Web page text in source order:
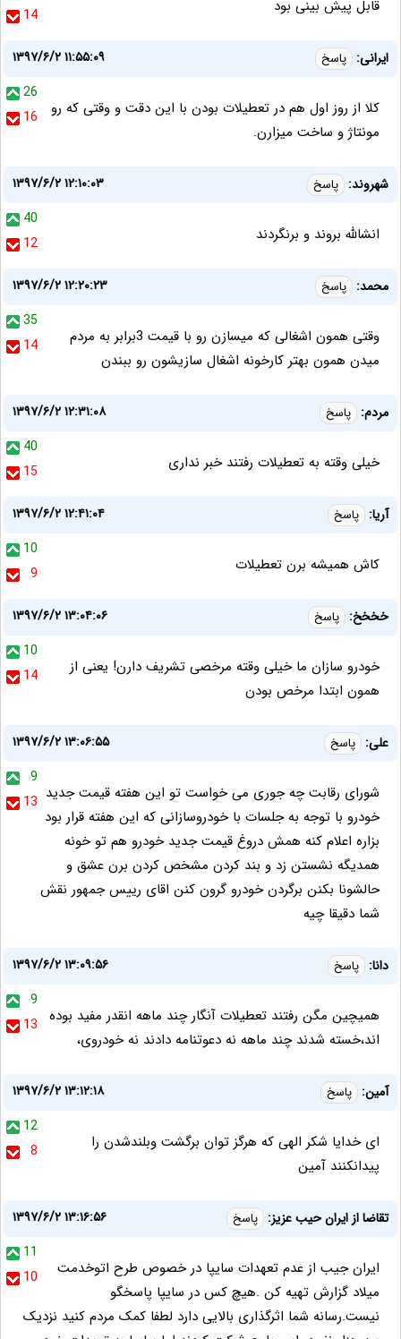
14
قابل پیش بینی بود
ایرانی: پاسخ
۱۳۹۷/۶/۲ ۱۱:۵۵:۰۹
26
16
کلا از روز اول هم در تعطیلات بودن با این دقت و وقتی که رو
مونتاژ و ساخت میزارن.
شهروند: پاسخ
۱۳۹۷/۶/۲ ۱۲:۱۰:۰۳
40
12
انشالله بروند و برنگردند
محمد: پاسخ
۱۳۹۷/۶/۲ ۱۲:۲۰:۲۳
35
14
وقتی همون اشغالی که میسازن رو با قیمت 3برابر به مردم
میدن همون بهتر کارخونه اشغال سازیشون رو ببندن
مردم: پاسخ
۱۳۹۷/۶/۲ ۱۲:۳۱:۰۸
40
15
خیلی وقته به تعطیلات رفتند خبر نداری
آریا: پاسخ
۱۳۹۷/۶/۲ ۱۲:۴۱:۰۴
10
9
کاش همیشه برن تعطیلات
خخخخ: پاسخ
۱۳۹۷/۶/۲ ۱۳:۰۴:۰۶
10
14
خودرو سازان ما خیلی وقته مرخصی تشریف دارن! یعنی از
همون ابتدا مرخص بودن
علی: پاسخ
۱۳۹۷/۶/۲ ۱۳:۰۶:۵۵
9
13 شورای رقابت چه جوری می خواست تو این هفته قیمت جدید
خودرو با توجه به جلسات با خودروسازانی که این هفته قرار بود
بزاره اعلام کنه همش دروغ قیمت جدید خودرو هم تو خونه
همدیگه نشستن زد و بند کردن مشخص کردن برن عشق و
حالشونا بکنن برگردن خودرو گرون کنن اقای رییس جمهور نقش
شما دقیقا چیه
دانا: پاسخ
۱۳۹۷/۶/۲ ۱۳:۰۹:۵۶
9
13
همیچین مگن رفتند تعطیلات آنگار چند ماهه انقدر مفید بوده
اند،خسته شدند چند ماهه نه دعوتنامه دادند نه خودروی،
آمین: پاسخ
۱۳۹۷/۶/۲ ۱۳:۱۲:۱۸
12
8
ای خدایا شکر الهی که هرگز توان برگشت وبلندشدن را
پیدانکنند آمین
تقاضا از ایران حیب عزیز: پاسخ
۱۳۹۷/۶/۲ ۱۳:۱۶:۵۶
11
10
ایران جیب از عدم تعهدات سایپا در خصوص طرح اتوخدمت
میلاد گزارش تهیه کن .هیچ کس در سایپا پاسخگو
نیست.رسانه شما اثرگذاری بالایی دارد لطفا کمک مردم کنید نزدیک